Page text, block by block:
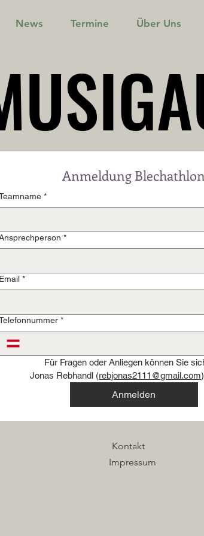
News Termine Über Uns
Anmeldung Blechathlon
*
*
*
*
Jonas Rebhandl (rebjonas2111@gmail.com
Anmelden
Kontakt
Impressum